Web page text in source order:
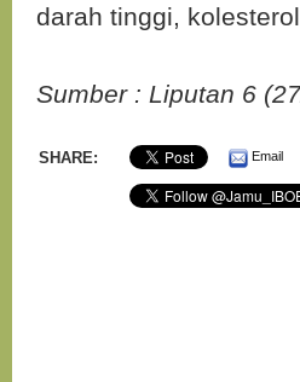
darah tinggi,
Sumber : Liputan 6
SHARE: Email